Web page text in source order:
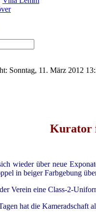
Sonntag, 11. März 2012
Kurator
wieder über neue
in beiger Farbgebung
Verein eine Class-2-
hat die Kameradschaft